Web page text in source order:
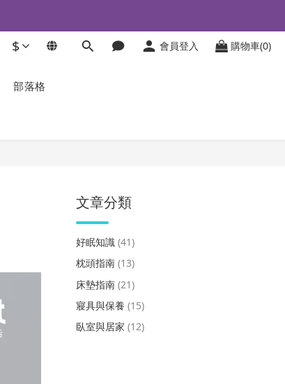
$ 會員登入 購物車(0)
部落格
文章分類
好眠知識 (41)
枕頭指南 (13)
床墊指南 (21)
寢具與保養 (15)
臥室與居家 (12)